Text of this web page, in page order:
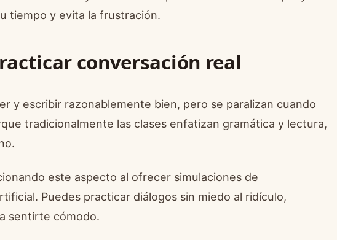
tiempo y evita la frustración.
conversación real
y escribir razonablemente bien, pero se paralizan cuando
tradicionalmente las clases enfatizan gramática y lectura,
este aspecto al ofrecer simulaciones de
Puedes practicar diálogos sin miedo al ridículo,
sentirte cómodo.